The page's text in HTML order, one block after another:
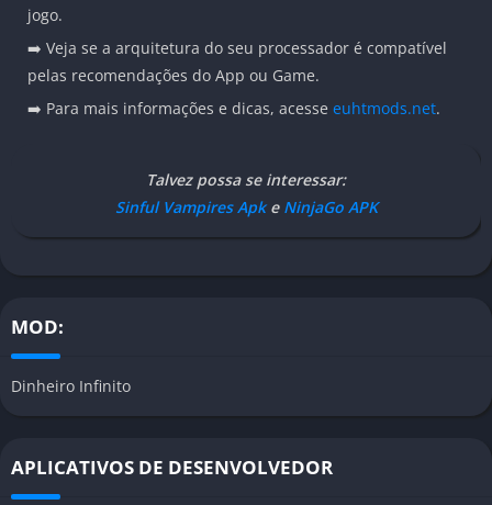
jogo.
➡️ Veja se a arquitetura do seu processador é compatível
pelas recomendações do App ou Game.
➡️ Para mais informações e dicas, acesse euhtmods.net.
Talvez possa se interessar:
Sinful Vampires Apke NinjaGo APK
MOD:
Dinheiro Infinito
APLICATIVOS DE DESENVOLVEDOR